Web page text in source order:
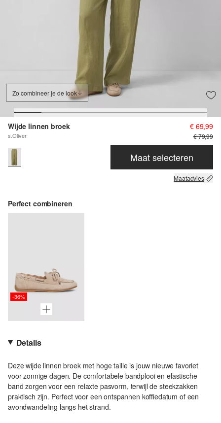
Zo combineer je de look
Wijde linnen broek
s.Oliver
€ 69,99
€ 79,99
Maat selecteren
Maatadvies
Perfect combineren
-36%
Details
Deze wijde linnen broek met hoge taille is jouw nieuwe favoriet
voor zonnige dagen. De comfortabele bandplooi en elastische
band zorgen voor een relaxte pasvorm, terwijl de steekzakken
praktisch zijn. Perfect voor een ontspannen koffiedatum of een
avondwandeling langs het strand.